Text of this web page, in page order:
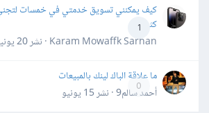
1
كيف يمكنني تسويق خدمتي في خمسات
كثيرة
Karam Mowaffk Sarhan · نشر
20 يونيو
0
ما علاقة الباك لينك بالمبيعات
أحمد سالم9 · نشر
15 يونيو